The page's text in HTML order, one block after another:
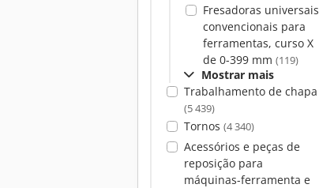
Fresadoras universais
convencionais para
ferramentas, curso X
de 0-399 mm (119)
Mostrar mais
Trabalhamento de chapa
(5 439)
Tornos (4 340)
Acessórios e peças de
reposição para
máquinas-ferramenta e